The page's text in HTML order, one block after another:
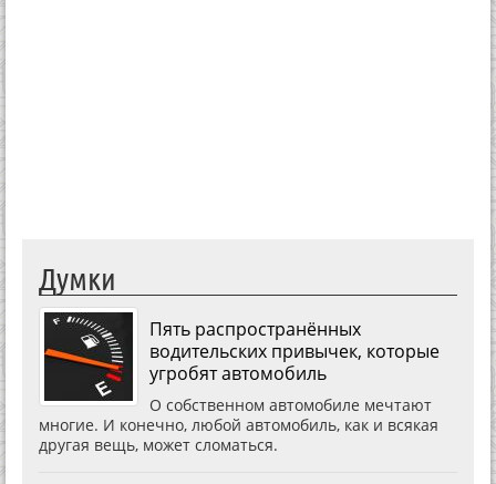
Думки
Пять распространённых
водительских привычек, которые
угробят автомобиль
О собственном автомобиле мечтают
многие. И конечно, любой автомобиль, как и всякая
другая вещь, может сломаться.